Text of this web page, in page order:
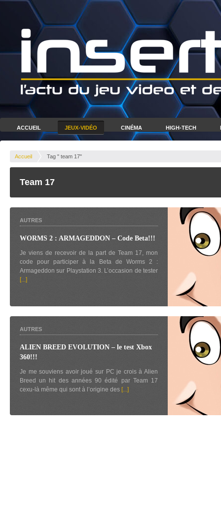
ACCUEIL JEUX-VIDÉO CINÉMA HIGH-TECH
Accueil Tag " team 17"
Team 17
AUTRES
WORMS 2 : ARMAGEDDON – Code Beta!!!
Je viens de recevoir de la part de Team 17, mon
code pour participer à la Beta de Worms 2 :
Armageddon sur Playstation 3. L’occasion de tester
[...]
AUTRES
ALIEN BREED EVOLUTION – le test Xbox
360!!!
Je me souviens avoir joué sur PC je crois à Alien
Breed un hit des années 90 édité par Team 17
cexu-là même qui sont à l’origine des [...]